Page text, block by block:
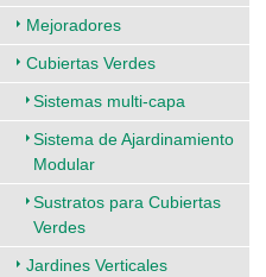
Mejoradores
Cubiertas Verdes
Sistemas multi-capa
Sistema de Ajardinamiento
Modular
Sustratos para Cubiertas
Verdes
Jardines Verticales